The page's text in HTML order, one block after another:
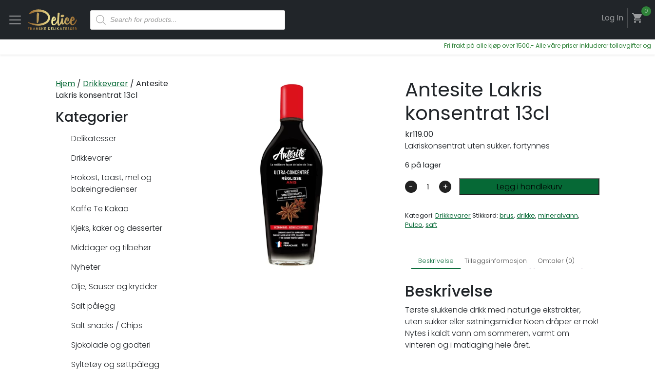
Log In
0
shopping_cart
Fri frakt på alle kjøp over 1500,- Alle våre priser inkluderer tollavgifter og
Hjem / Drikkevarer / Antesite
Lakris konsentrat 13cl
Kategorier
Delikatesser
Drikkevarer
Frokost, toast, mel og
bakeingredienser
Kaffe Te Kakao
Kjeks, kaker og desserter
Middager og tilbehør
Nyheter
Olje, Sauser og krydder
Salt pålegg
Salt snacks / Chips
Sjokolade og godteri
Syltetøy og søttpålegg
Antesite Lakris
konsentrat 13cl
kr119.00
Lakriskonsentrat uten sukker, fortynnes
6 på lager
- + Legg i handlekurv
Kategori:DrikkevarerStikkord:brus,drikke,mineralvann,
Pulco,saft
Beskrivelse Tilleggsinformasjon Omtaler (0)
Beskrivelse
Tørste slukkende drikk med naturlige ekstrakter,
uten sukker eller søtningsmidler Noen dråper er nok!
Nytes i kaldt vann om sommeren, varmt om
vinteren og i matlaging hele året.